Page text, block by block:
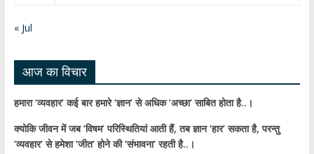
« Jul
आज का विचार
हमारा ‘व्यवहार’ कई बार हमारे ‘ज्ञान’ से अधिक ‘अच्छा’ साबित होता है..।
क्योकि जीवन में जब ‘विषम’ परिस्थितियां आती हैं,तब ज्ञान ‘हार’ सकता है,परन्तु
‘व्यवहार’ से हमेशा ‘जीत’ होने की ‘संभावना’ रहती है..।